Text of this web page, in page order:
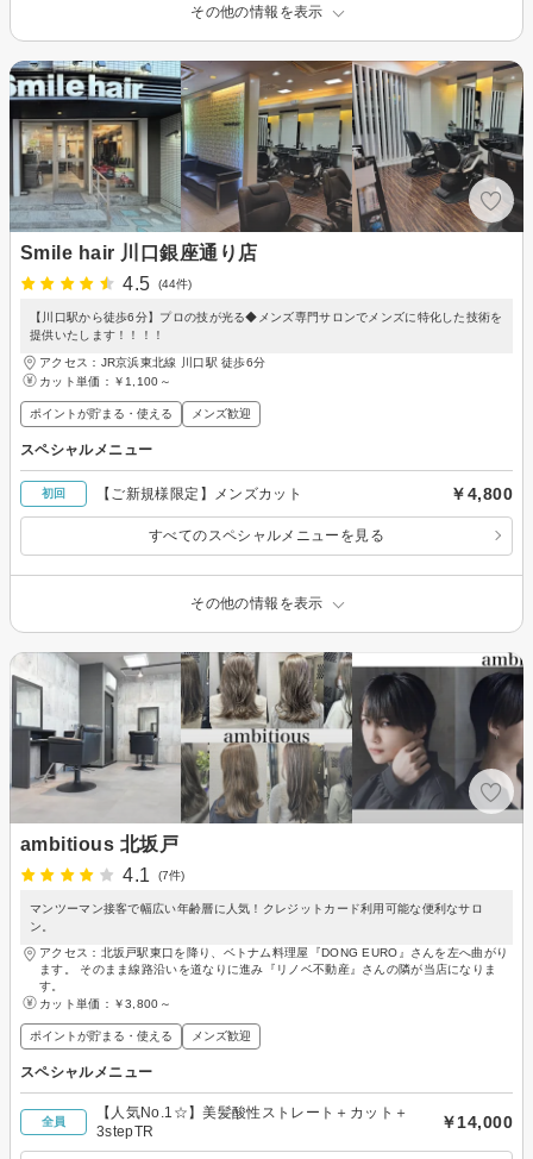
その他の情報を表示
Smile hair 川口銀座通り店
4.5
(44件)
【川口駅から徒歩6分】プロの技が光る◆メンズ専門サロンでメンズに特化した技術を
提供いたします！！！！
アクセス：JR京浜東北線 川口駅 徒歩6分
カット単価： ￥1,100～
ポイントが貯まる・使える メンズ歓迎
スペシャルメニュー
初回 【ご新規様限定】メンズカット ￥4,800
すべてのスペシャルメニューを見る
その他の情報を表示
ambitious 北坂戸
4.1
(7件)
マンツーマン接客で幅広い年齢層に人気！クレジットカード利用可能な便利なサロ
ン。
アクセス：北坂戸駅東口を降り、ベトナム料理屋『DONG EURO』さんを左へ曲がり
ます。 そのまま線路沿いを道なりに進み『リノベ不動産』さんの隣が当店になりま
す。
カット単価： ￥3,800～
ポイントが貯まる・使える メンズ歓迎
スペシャルメニュー
全員
【人気No.1☆】美髪酸性ストレート＋カット＋
3stepTR
￥14,000